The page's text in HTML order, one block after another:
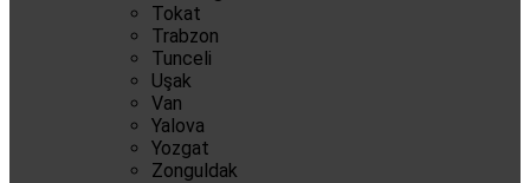
Tokat
Trabzon
Tunceli
Uşak
Van
Yalova
Yozgat
Zonguldak